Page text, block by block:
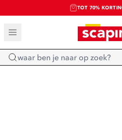
TOT 70%
SALE:SHOP
Home